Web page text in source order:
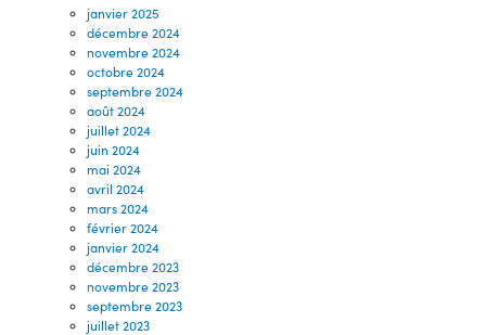
janvier 2025
décembre 2024
novembre 2024
octobre 2024
septembre 2024
août 2024
juillet 2024
juin 2024
mai 2024
avril 2024
mars 2024
février 2024
janvier 2024
décembre 2023
novembre 2023
septembre 2023
juillet 2023